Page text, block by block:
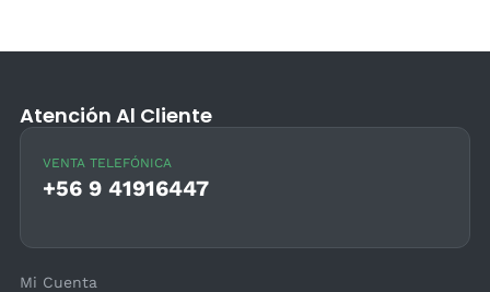
Atención Al Cliente
VENTA TELEFÓNICA
+56 9 41916447
Mi Cuenta